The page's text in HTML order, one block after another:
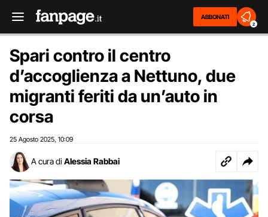
ABBONATI
2
Spari contro il centro
d’accoglienza a Nettuno, due
migranti feriti da un’auto in
corsa
25 Agosto 2025 10:09
A cura di Alessia Rabbai